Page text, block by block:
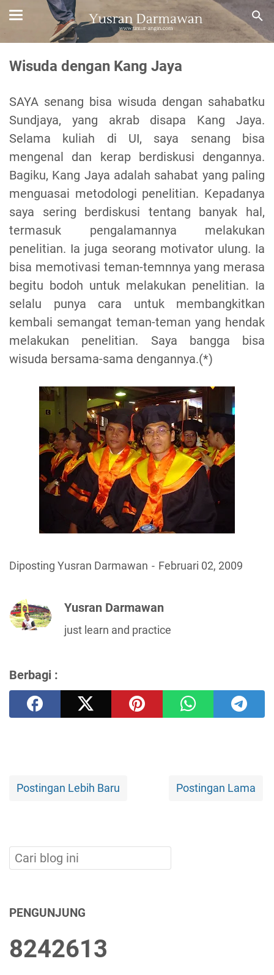
Wisuda dengan Kang Jaya
SAYA senang bisa wisuda dengan sahabatku
Sundjaya, yang akrab disapa Kang Jaya.
Selama kuliah di UI, saya senang bisa
mengenal dan kerap berdiskusi dengannya.
Bagiku, Kang Jaya adalah sahabat yang paling
menguasai metodologi penelitian. Kepadanya
saya sering berdiskusi tentang banyak hal,
termasuk pengalamannya melakukan
penelitian. Ia juga seorang motivator ulung. Ia
bisa memotivasi teman-temnnya yang merasa
begitu bodoh untuk melakukan penelitian. Ia
selalu punya cara untuk membangkitkan
kembali semangat teman-teman yang hendak
melakukan penelitian. Saya bangga bisa
wisuda bersama-sama dengannya.(*)
Diposting Yusran Darmawan Februari 02, 2009
Yusran Darmawan
just learn and practice
Berbagi :
Postingan Lebih Baru Postingan Lama
PENGUNJUNG
8242613